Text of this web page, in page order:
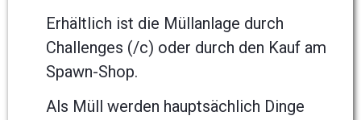
Erhältlich ist die Müllanlage durch
Challenges (/c) oder durch den Kauf am
Spawn-Shop.
Als Müll werden hauptsächlich Dinge